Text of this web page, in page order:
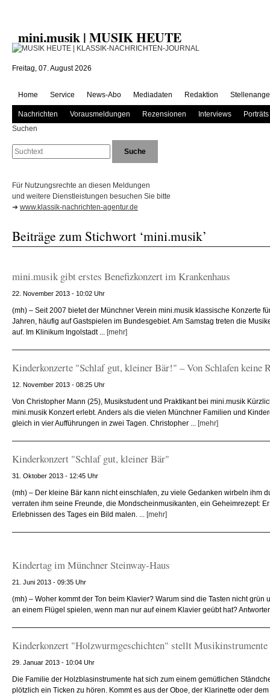
mini.musik | MUSIK HEUTE
Freitag, 07. August 2026
Home Service News-Abo Mediadaten Redaktion
Nachrichten Vorausmeldungen Rezensionen Interviews
Porträts
Suchen
Für Nutzungsrechte an diesen Meldungen
und weitere Dienstleistungen besuchen Sie bitte
➜ www.klassik-nachrichten-agentur.de
Beiträge zum Stichwort ‘mini.musik’
mini.musik gibt erstes Benefizkonzert im Krankenhaus
22. November 2013 - 10:02 Uhr
(mh) – Seit 2007 bietet der Münchner Verein mini.musik klassische Konzerte
Jahren, häufig auf Gastspielen im Bundesgebiet. Am Samstag treten die
auf. Im Klinikum Ingolstadt ... [mehr]
Kinderkonzerte "Schlaf gut, kleiner Bär!" – Von Schlafen keine
12. November 2013 - 08:25 Uhr
Von Christopher Mann (25), Musikstudent und Praktikant bei mini.musik
mini.musik Konzert erlebt. Anders als die vielen Münchner Familien und
gleich in vier Aufführungen in zwei Tagen. Christopher ... [mehr]
Kinderkonzert "Schlaf gut, kleiner Bär"
31. Oktober 2013 - 12:45 Uhr
(mh) – Der kleine Bär kann nicht einschlafen, zu viele Gedanken wirbeln ihm
verraten ihm seine Freunde, die Mondscheinmusikanten, ein Geheimrezept:
Erlebnissen des Tages ein Bild malen. ... [mehr]
Kindertag im Münchner Steinway-Haus
21. Juni 2013 - 09:35 Uhr
(mh) – Woher kommt der Ton beim Klavier? Warum sind die Tasten nicht grün
an einem Flügel spielen, wenn man nur auf einem Klavier geübt hat?
Kinderkonzert "Holzwurmgeschichten" stellt Musikinstrumente
29. Januar 2013 - 10:04 Uhr
Die Familie der Holzblasinstrumente hat sich zum einem gemütlichen
plötzlich ein Ticken zu hören. Kommt es aus der Oboe, der Klarinette oder